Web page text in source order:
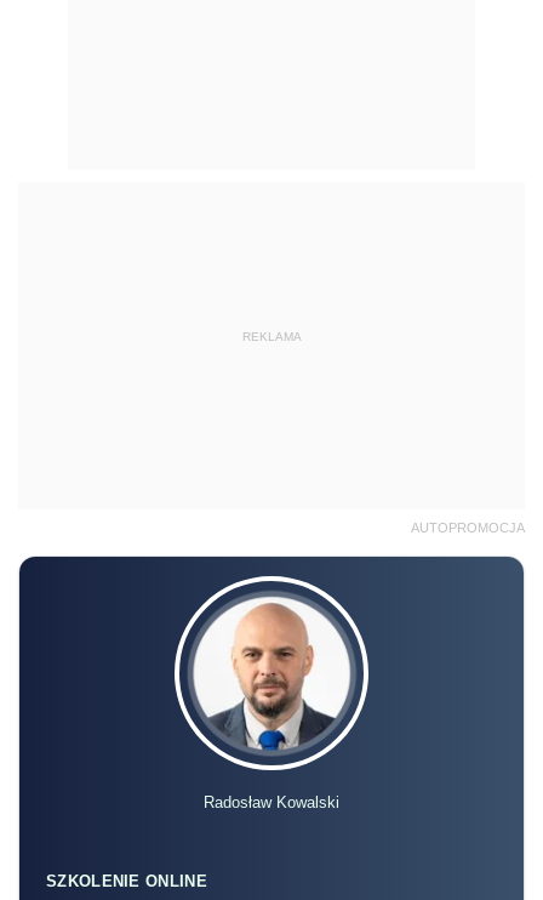
REKLAMA
AUTOPROMOCJA
Radosław Kowalski
SZKOLENIE ONLINE